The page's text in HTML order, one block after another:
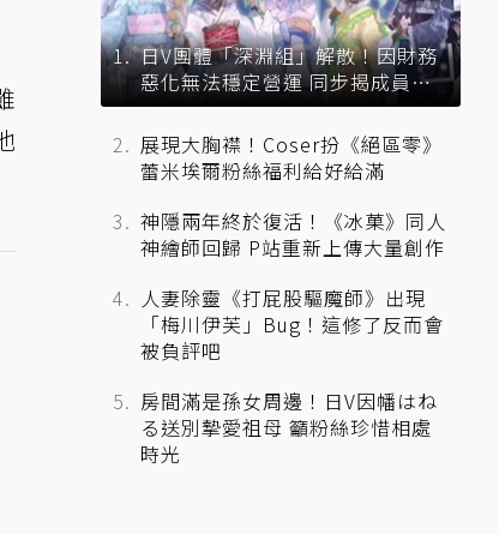
日V團體「深淵組」解散！因財務
惡化無法穩定營運 同步揭成員未
來去向
展現大胸襟！Coser扮《絕區零》
蕾米埃爾粉絲福利給好給滿
神隱兩年終於復活！《冰菓》同人
神繪師回歸 P站重新上傳大量創作
人妻除靈《打屁股驅魔師》出現
「梅川伊芙」Bug！這修了反而會
被負評吧
房間滿是孫女周邊！日V因幡はね
る送別摯愛祖母 籲粉絲珍惜相處
時光